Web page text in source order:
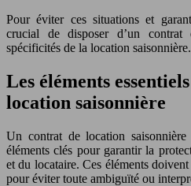
Pour éviter ces situations et
crucial de disposer d’un
spécificités de la location saisonnière.
Les éléments
location saisonnière
Un contrat de location
éléments clés pour garantir la
et du locataire. Ces éléments
pour éviter toute ambiguïté ou